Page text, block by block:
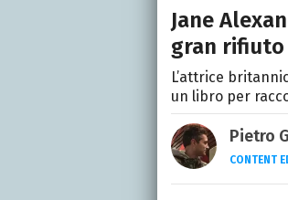
Jane
gran rifiuto
L’attrice
un libro per
Pietro
CONTENT
Laurea